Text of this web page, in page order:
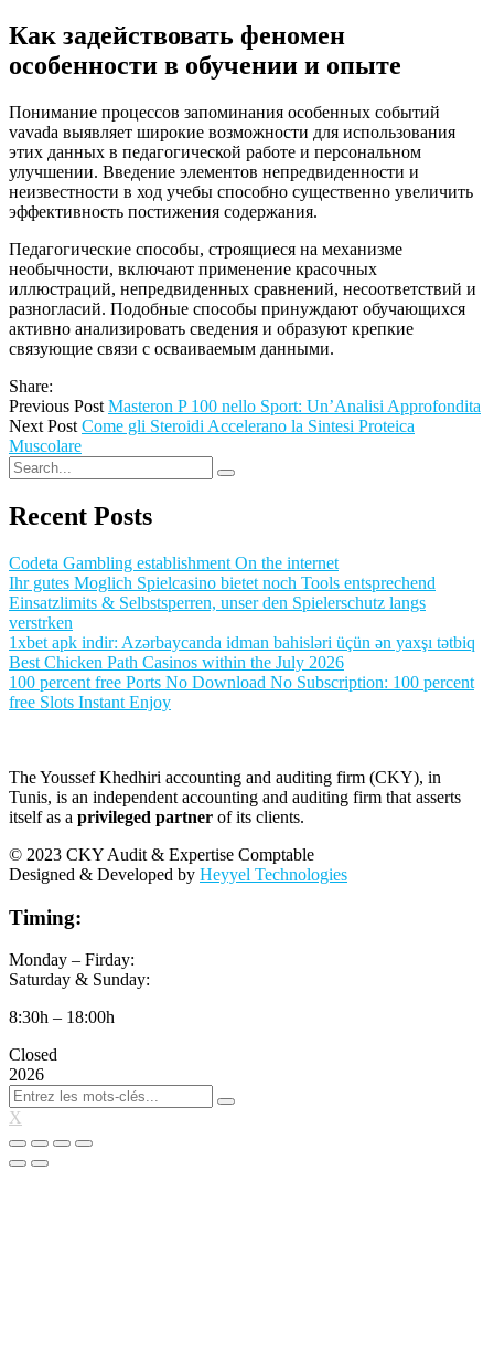
Как задействовать феномен
особенности в обучении и опыте
Понимание процессов запоминания особенных событий
vavada выявляет широкие возможности для использования
этих данных в педагогической работе и персональном
улучшении. Введение элементов непредвиденности и
неизвестности в ход учебы способно существенно увеличить
эффективность постижения содержания.
Педагогические способы, строящиеся на механизме
необычности, включают применение красочных
иллюстраций, непредвиденных сравнений, несоответствий и
разногласий. Подобные способы принуждают обучающихся
активно анализировать сведения и образуют крепкие
связующие связи с осваиваемым данными.
Share:
Previous Post Masteron P 100 nello Sport: Un’Analisi Approfondita
Next Post Come gli Steroidi Accelerano la Sintesi Proteica
Muscolare
Recent Posts
Codeta Gambling establishment On the internet
Ihr gutes Moglich Spielcasino bietet noch Tools entsprechend
Einsatzlimits & Selbstsperren, unser den Spielerschutz langs
verstrken
1xbet apk indir: Azərbaycanda idman bahisləri üçün ən yaxşı tətbiq
Best Chicken Path Casinos within the July 2026
100 percent free Ports No Download No Subscription: 100 percent
free Slots Instant Enjoy
The Youssef Khedhiri accounting and auditing firm (CKY), in
Tunis, is an independent accounting and auditing firm that asserts
itself as a privileged partner of its clients.
© 2023 CKY Audit & Expertise Comptable
Designed & Developed by Heyyel Technologies
Timing:
Monday – Firday:
Saturday & Sunday:
8:30h – 18:00h
Closed
2026
X